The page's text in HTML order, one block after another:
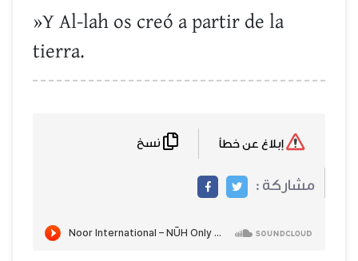
»Y Al-lah os creó a partir de la
tierra.
مشاركة :